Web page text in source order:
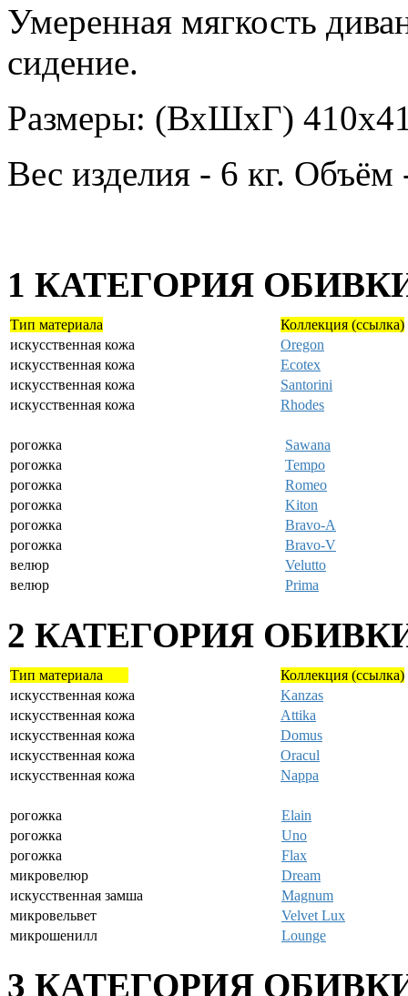
Умеренная мягкость
сидение.
Размеры: (ВхШхГ)
Вес изделия - 6 кг.
1 КАТЕГОРИЯ
Тип материала
Коллекция (ссылка)
искусственная кожа
Oregon
искусственная кожа
Ecotex
искусственная кожа
Santorini
искусственная кожа
Rhodes
рогожка
Sawana
рогожка
Tempo
рогожка
Romeo
рогожка
Kiton
рогожка
Bravo-A
рогожка
Bravo-V
велюр
Velutto
велюр
Prima
2 КАТЕГОРИЯ
Тип материала
Коллекция (ссылка)
искусственная кожа
Kanzas
искусственная кожа
Attika
искусственная кожа
Domus
искусственная кожа
Oracul
искусственная кожа
Nappa
рогожка
Elain
рогожка
Uno
рогожка
Flax
микровелюр
Dream
искусственная замша
Magnum
микровельвет
Velvet Lux
микрошенилл
Lounge
3 КАТЕГОРИЯ